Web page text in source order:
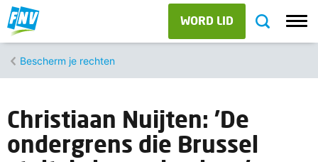
WORD LID
Bescherm je rechten
Christiaan Nuijten: 'De
ondergrens die Brussel